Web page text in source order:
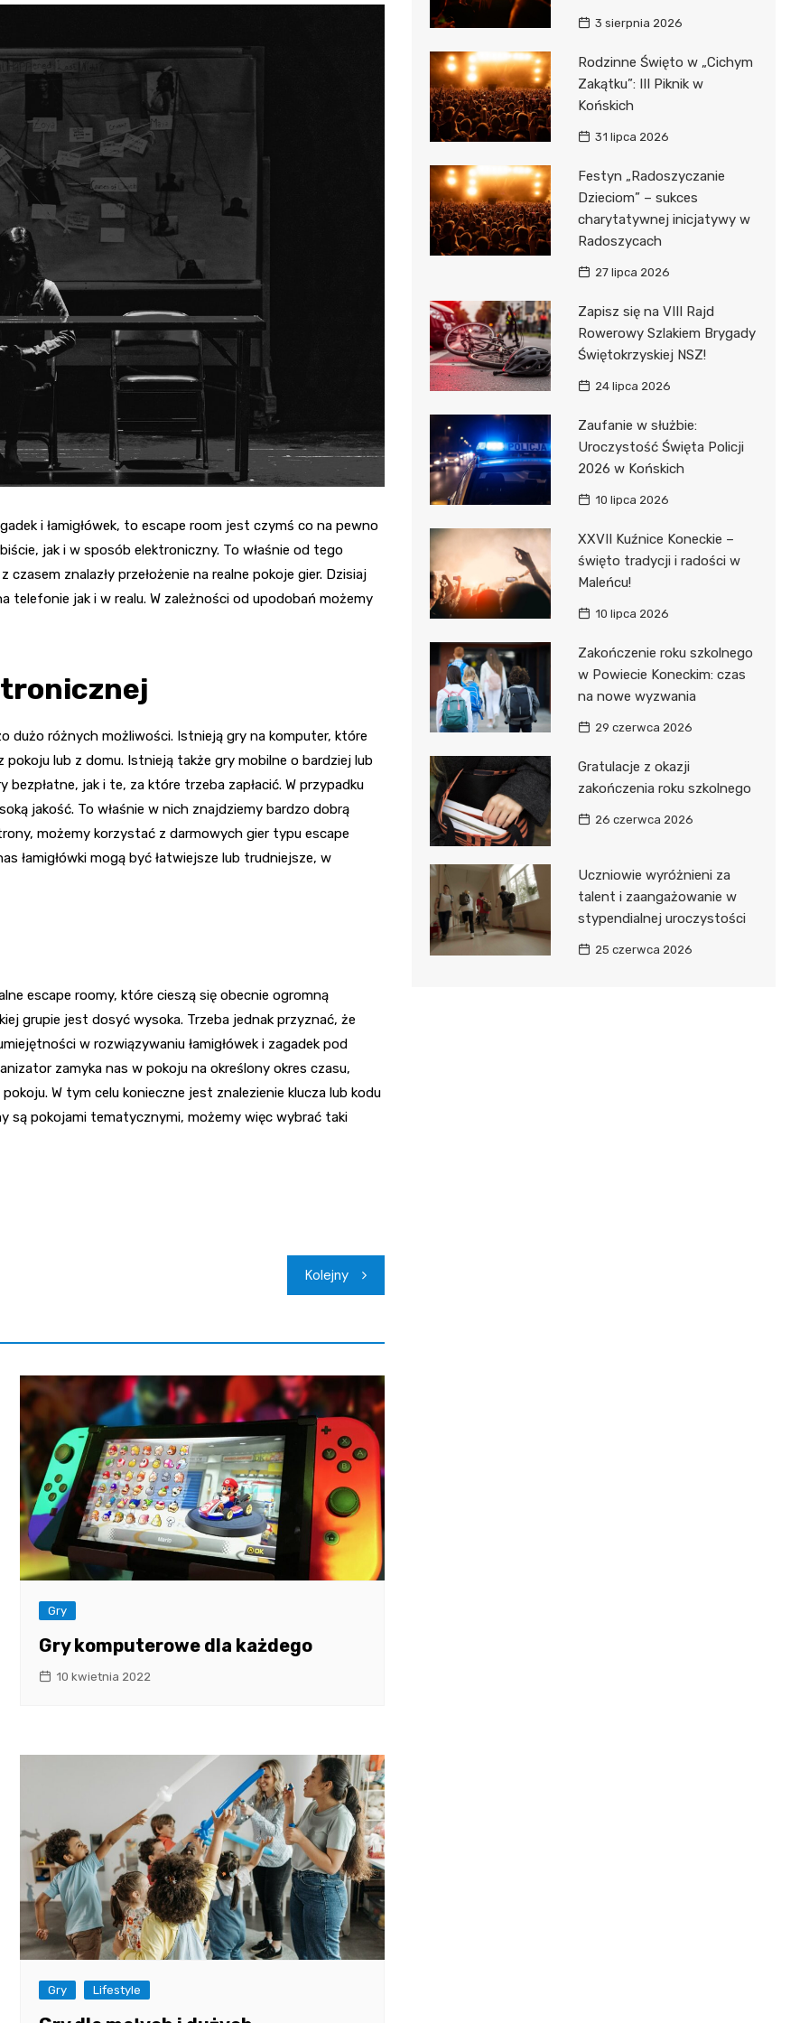
i łamigłówek, to escape room jest czymś co na pewno
jak i w sposób elektroniczny. To właśnie od tego
znalazły przełożenie na realne pokoje gier. Dzisiaj
jak i w realu. W zależności od upodobań możemy
dużo różnych możliwości. Istnieją gry na komputer, które
lub z domu. Istnieją także gry mobilne o bardziej lub
jak i te, za które trzeba zapłacić. W przypadku
jakość. To właśnie w nich znajdziemy bardzo dobrą
możemy korzystać z darmowych gier typu escape
łamigłówki mogą być łatwiejsze lub trudniejsze, w
escape roomy, które cieszą się obecnie ogromną
grupie jest dosyć wysoka. Trzeba jednak przyznać, że
w rozwiązywaniu łamigłówek i zagadek pod
zamyka nas w pokoju na określony okres czasu,
W tym celu konieczne jest znalezienie klucza lub kodu
są pokojami tematycznymi, możemy więc wybrać taki
Kolejny
Gry
Gry komputerowe dla każdego
10 kwietnia 2022
Gry Lifestyle
3 sierpnia 2026
Rodzinne Święto w „Cichym
Zakątku”: III Piknik w
Końskich
31 lipca 2026
Festyn „Radoszyczanie
Dzieciom” – sukces
charytatywnej inicjatywy w
Radoszycach
27 lipca 2026
Zapisz się na VIII Rajd
Rowerowy Szlakiem Brygady
Świętokrzyskiej NSZ!
24 lipca 2026
Zaufanie w służbie:
Uroczystość Święta Policji
2026 w Końskich
10 lipca 2026
XXVII Kuźnice Koneckie –
święto tradycji i radości w
Maleńcu!
10 lipca 2026
Zakończenie roku szkolnego
w Powiecie Koneckim: czas
na nowe wyzwania
29 czerwca 2026
Gratulacje z okazji
zakończenia roku szkolnego
26 czerwca 2026
Uczniowie wyróżnieni za
talent i zaangażowanie w
stypendialnej uroczystości
25 czerwca 2026